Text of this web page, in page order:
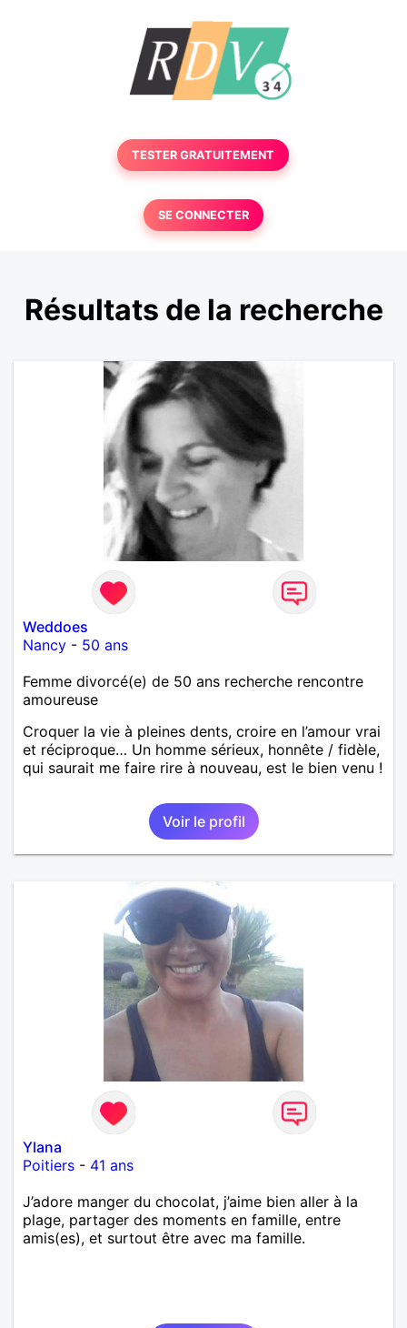
TESTER GRATUITEMENT
SE CONNECTER
Résultats de la recherche
Weddoes
Nancy - 50 ans
Femme divorcé(e) de 50 ans recherche rencontre
amoureuse
Croquer la vie à pleines dents, croire en l’amour vrai
et réciproque… Un homme sérieux, honnête / fidèle,
qui saurait me faire rire à nouveau, est le bien venu !
Voir le profil
Ylana
Poitiers - 41 ans
J’adore manger du chocolat, j’aime bien aller à la
plage, partager des moments en famille, entre
amis(es), et surtout être avec ma famille.